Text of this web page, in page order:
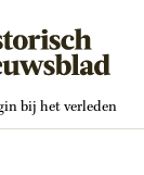
bij het verleden